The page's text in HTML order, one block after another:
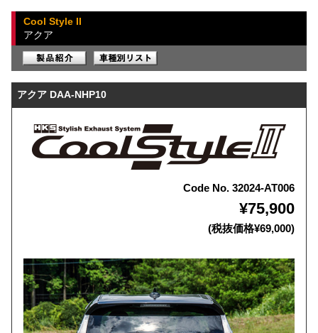
Cool Style II
アクア
アクア DAA-NHP10
Code No. 32024-AT006
¥75,900
(税抜価格¥69,000)